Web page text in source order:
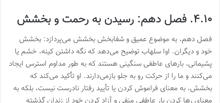
۴.۱۰. فصل دهم: رسیدن به رحمت و بخشش
فصل دهم، به موضوع عمیق و شفابخش بخشش می‌پردازد: بخشش
خود و دیگران. اوا سلهاب توضیح می‌دهد که نگه داشتن کینه، خشم یا
پشیمانی، بارهای عاطفی سنگینی هستند که به طور مداوم استرس ایجاد
می‌کنند و ما را از حرکت رو به جلو بازمی‌دارند. او تأکید می‌کند که
بخشش، به معنای فراموش کردن یا تأیید رفتار نادرست نیست، بلکه به